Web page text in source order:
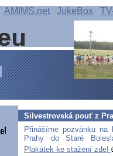
AMIMS.net JukeBox
Silvestrovská pouť z
Přinášíme pozvánku
Prahy do Staré
Plakátek ke stažení zde!